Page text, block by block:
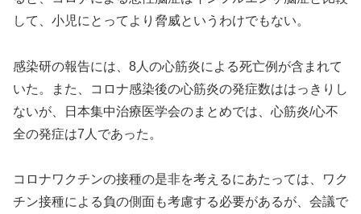
して、小児にとってより脅威というわけでもない。
感染研の報告には、8人の心筋炎による死亡例が含まれて
いた。また、コロナ感染後の心筋炎の発症数ははっきりし
ないが、日本集中治療医学会のまとめでは、心筋炎/心不
全の発症は7人であった。
コロナワクチンの接種の是非を考えるにあたっては、ワク
チン接種による負の側面も考慮する必要があるが、会議で